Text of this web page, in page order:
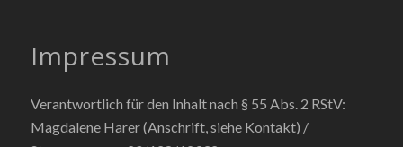
Impressum
Verantwortlich für den Inhalt nach § 55 Abs. 2 RStV:
Magdalene Harer (Anschrift, siehe Kontakt) /